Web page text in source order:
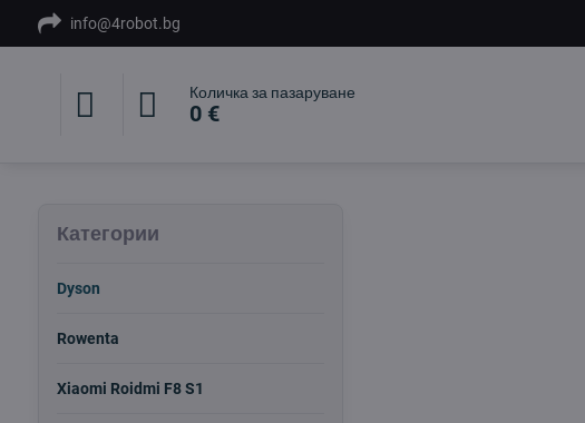
info@4robot.bg
Количка за пазаруване
0 €
Категории
Dyson
Rowenta
Xiaomi Roidmi F8 S1